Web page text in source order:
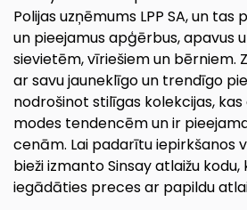
Polijas uzņēmums LPP SA, un
un pieejamus apģērbus, apavus
sievietēm, vīriešiem un bērniem.
ar savu jauneklīgo un trendīgo
nodrošinot stilīgas kolekcijas,
modes tendencēm un ir
cenām. Lai padarītu iepirkšanos
bieži izmanto Sinsay atlaižu kodu,
iegādāties preces ar papildu